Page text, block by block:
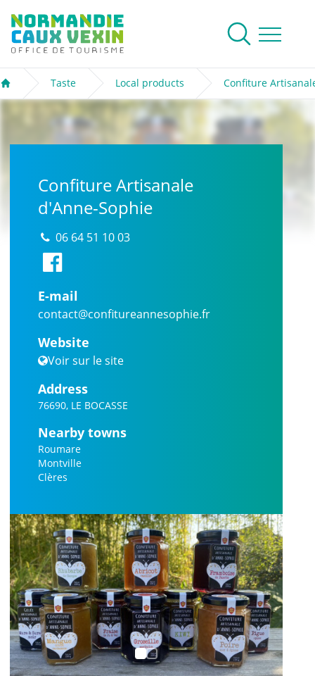
Normandie Caux Vexin
Menu
To research
Welcome
Taste Local products Confiture
Confiture Artisanale
d'Anne-Sophie
06 64 51 10 03
E-mail
contact@confitureannesophie.fr
Website
Voir sur le site
Address
76690, LE BOCASSE
Nearby towns
Roumare
Montville
Clères